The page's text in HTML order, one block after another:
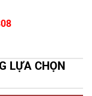
LỰA CHỌN